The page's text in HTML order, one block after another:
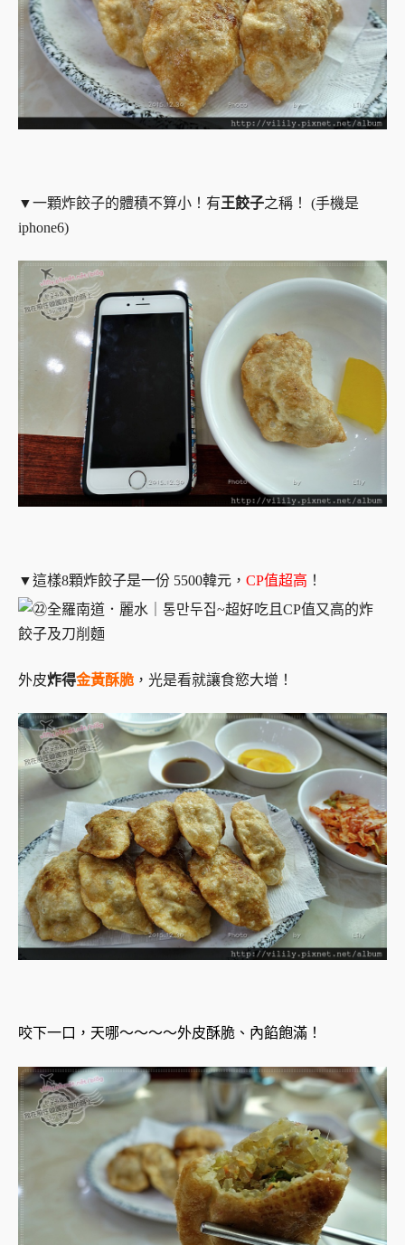
▼一顆炸餃子的體積不算小！有王餃子之稱！ (手機是
iphone6)
▼這樣8顆炸餃子是一份 5500韓元， CP值超高 ！
外皮炸得金黃酥脆 ，光是看就讓食慾大增！
咬下一口，天哪～～～～外皮酥脆、內餡飽滿！